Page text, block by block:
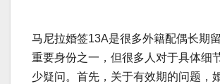
马尼拉婚签13A是很多外籍配偶长期
重要身份之一，但很多人对于具体细
少疑问。首先，关于有效期的问题，